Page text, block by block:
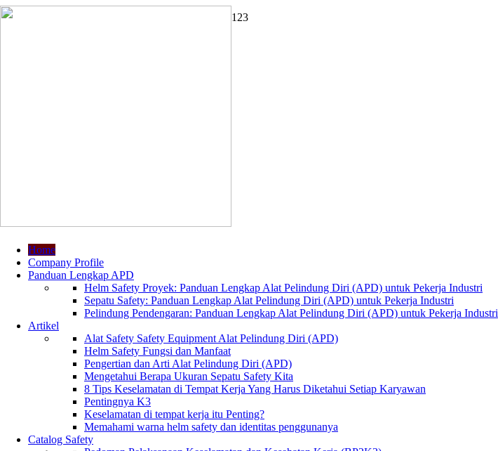
1 23
Home
Company Profile
Panduan Lengkap APD
Helm Safety Proyek: Panduan Lengkap Alat Pelindung Diri (APD) untuk Pekerja Industri
Sepatu Safety: Panduan Lengkap Alat Pelindung Diri (APD) untuk Pekerja Industri
Pelindung Pendengaran: Panduan Lengkap Alat Pelindung Diri (APD) untuk Pekerja Industri
Artikel
Alat Safety Safety Equipment Alat Pelindung Diri (APD)
Helm Safety Fungsi dan Manfaat
Pengertian dan Arti Alat Pelindung Diri (APD)
Mengetahui Berapa Ukuran Sepatu Safety Kita
8 Tips Keselamatan di Tempat Kerja Yang Harus Diketahui Setiap Karyawan
Pentingnya K3
Keselamatan di tempat kerja itu Penting?
Memahami warna helm safety dan identitas penggunanya
Catalog Safety